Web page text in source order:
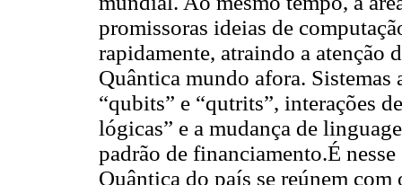
promissoras ideias de
rapidamente, atraindo a atenção
Quântica mundo afora.
“qubits” e “qutrits”, interações
lógicas” e a mudança de
padrão de financiamento.É
Quântica do país se reúnem